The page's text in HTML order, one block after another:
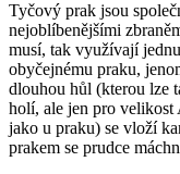
Tyčový prak jsou
nejoblíbenějšími
musí, tak využívají
obyčejnému praku,
dlouhou hůl (kterou lze
holí, ale jen pro velikost
jako u praku) se vloží
prakem se prudce